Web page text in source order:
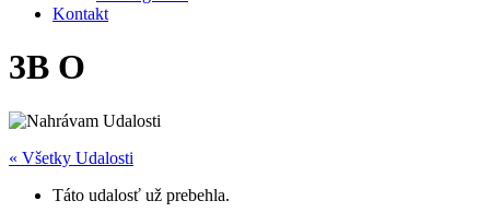
Kontakt
3B O
« Všetky Udalosti
Táto udalosť už prebehla.